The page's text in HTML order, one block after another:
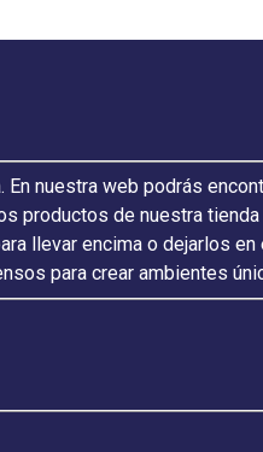
En nuestra web podrás
productos de nuestra
llevar encima o dejarlos
para crear ambientes